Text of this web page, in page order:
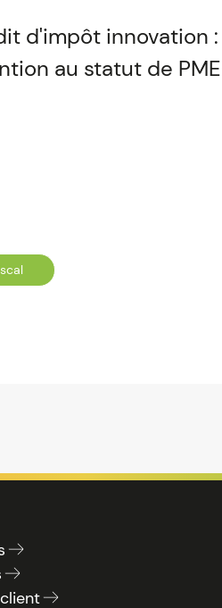
d'impôt innovation :
au statut de PME